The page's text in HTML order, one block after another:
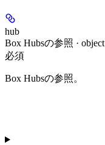
hub
Box Hubsの参照 · object
必須
Box Hubsの参照。